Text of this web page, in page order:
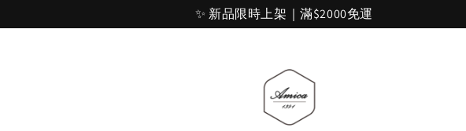
加入官網會員，立即折 $100